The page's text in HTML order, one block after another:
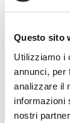
Questo sito
Utilizziamo i
annunci, per
analizzare il
informazioni
nostri
Entella